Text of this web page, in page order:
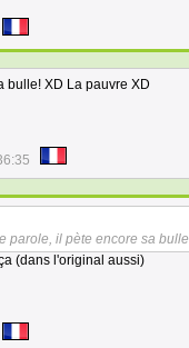
bulle! XD La pauvre XD
parole, il pète encore sa
(dans l'original aussi)